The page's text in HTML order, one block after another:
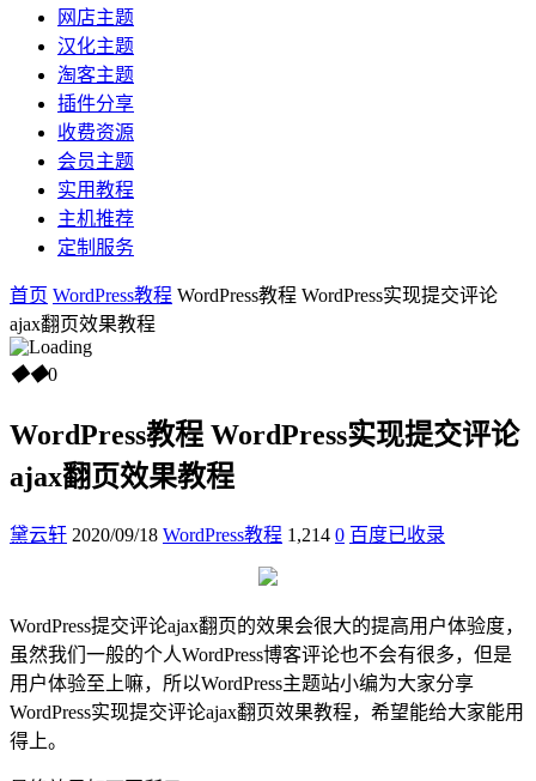
网店主题
汉化主题
淘客主题
插件分享
收费资源
会员主题
实用教程
主机推荐
定制服务
首页 WordPress教程 WordPress教程 WordPress实现提交评论
ajax翻页效果教程
◆◆0
WordPress教程 WordPress实现提交评论
ajax翻页效果教程
黛云轩 2020/09/18 WordPress教程 1,214 0 百度已收录
WordPress提交评论ajax翻页的效果会很大的提高用户体验度，
虽然我们一般的个人WordPress博客评论也不会有很多，但是
用户体验至上嘛，所以WordPress主题站小编为大家分享
WordPress实现提交评论ajax翻页效果教程，希望能给大家能用
得上。